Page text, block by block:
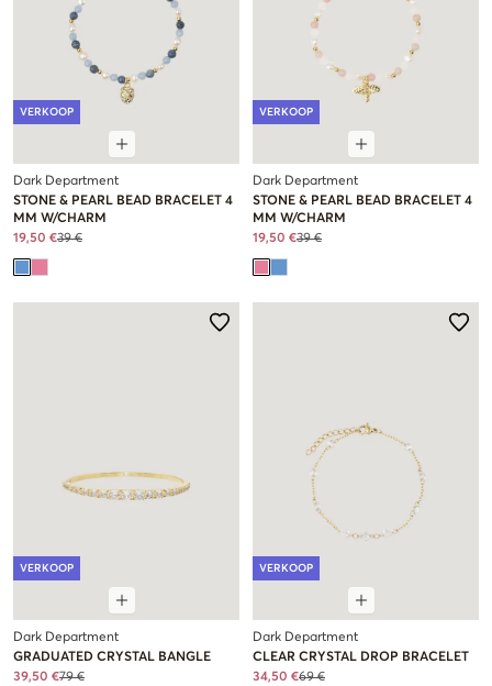
VERKOOP
Dark Department
STONE & PEARL BEAD BRACELET 4
MM W/CHARM
19,50 €39 €
VERKOOP
Dark Department
STONE & PEARL BEAD BRACELET 4
MM W/CHARM
19,50 €39 €
VERKOOP
Dark Department
GRADUATED CRYSTAL BANGLE
39,50 €79 €
VERKOOP
Dark Department
CLEAR CRYSTAL DROP BRACELET
34,50 €69 €